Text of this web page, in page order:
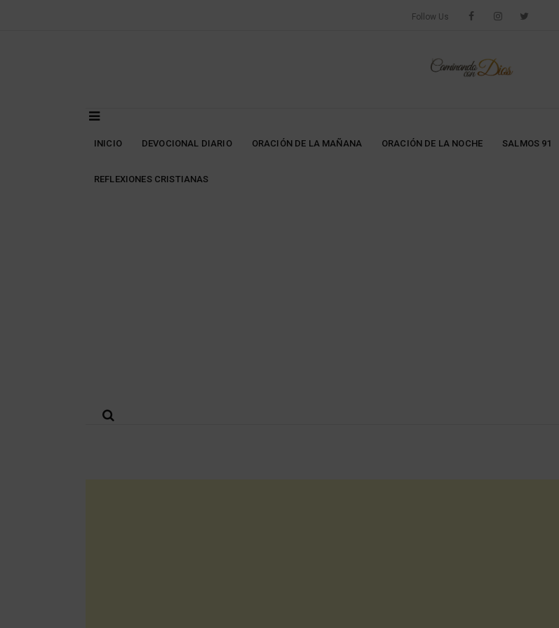
Follow Us
INICIO DEVOCIONAL DIARIO ORACIÓN DE LA MAÑANA ORACIÓN DE LA NOCHE SALMOS 91
REFLEXIONES CRISTIANAS